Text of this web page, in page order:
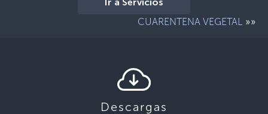
Ir a Servicios
CUARENTENA VEGETAL »»
Descargas